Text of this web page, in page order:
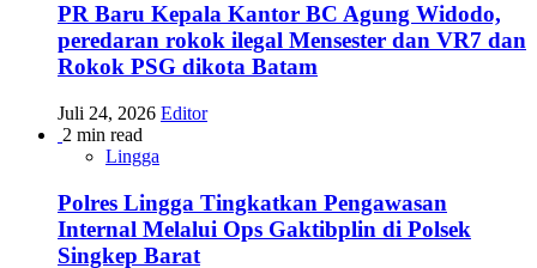
PR Baru Kepala Kantor BC Agung Widodo,
peredaran rokok ilegal Mensester dan VR7 dan
Rokok PSG dikota Batam
Juli 24, 2026 Editor
2 min read
Lingga
Polres Lingga Tingkatkan Pengawasan
Internal Melalui Ops Gaktibplin di Polsek
Singkep Barat